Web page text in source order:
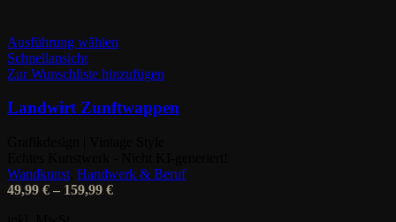
Ausführung wählen
weist
Varianten
können
auf
Schnellansicht
Zur Wunschliste hinzufügen
Landwirt Zunftwappen
Wandkunst Handwerk & Beruf
49,99 € – 159,99 €